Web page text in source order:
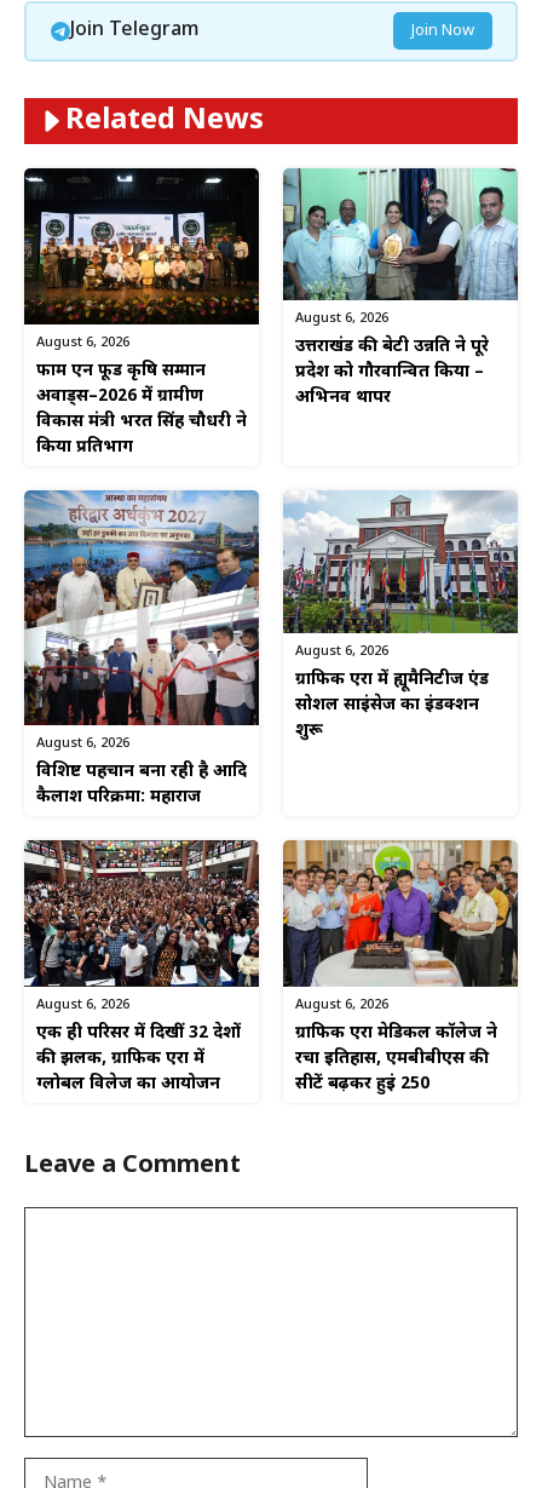
Join Telegram Join Now
Related News
August 6, 2026
फार्म एन फूड कृषि सम्मान
अवार्ड्स–2026 में ग्रामीण
विकास मंत्री भरत सिंह चौधरी ने
किया प्रतिभाग
August 6, 2026
उत्तराखंड की बेटी उन्नति ने पूरे
प्रदेश को गौरवान्वित किया –
अभिनव थापर
August 6, 2026
विशिष्ट पहचान बना रही है आदि
कैलाश परिक्रमा: महाराज
August 6, 2026
ग्राफिक एरा में ह्यूमैनिटीज एंड
सोशल साइंसेज का इंडक्शन
शुरू
August 6, 2026
एक ही परिसर में दिखीं 32 देशों
की झलक, ग्राफिक एरा में
ग्लोबल विलेज का आयोजन
August 6, 2026
ग्राफिक एरा मेडिकल कॉलेज ने
रचा इतिहास, एमबीबीएस की
सीटें बढ़कर हुईं 250
Leave a Comment